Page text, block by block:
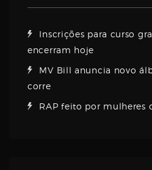
Inscrições para curso
encerram hoje
MV Bill anuncia novo
corre
RAP feito por mulheres